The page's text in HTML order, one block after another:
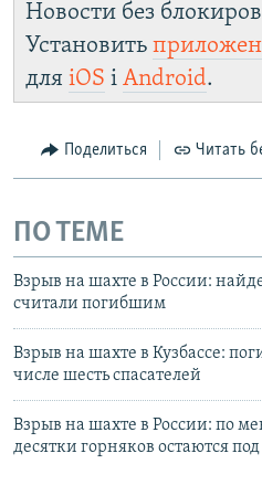
Новости без
Установить
для iOS і Android.
Поделиться Читать
ПО ТЕМЕ
Взрыв на шахте в России:
считали погибшим
Взрыв на шахте в Кузбассе:
числе шесть спасателей
Взрыв на шахте в России: по
десятки горняков остаются